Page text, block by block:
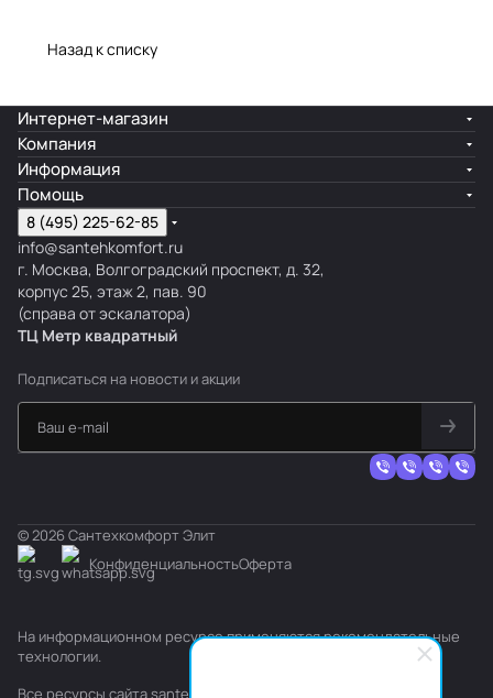
Назад к списку
Интернет-магазин
Компания
Информация
Помощь
8 (495) 225-62-85
info@santehkomfort.ru
г. Москва, Волгоградский проспект, д. 32,
корпус 25, этаж 2, пав. 90
(справа от эскалатора)
ТЦ Метр квадратный
Подписаться на новости и акции
© 2026 Сантехкомфорт Элит
КонфиденциальностьОферта
На информационном ресурсе применяютсярекомендательные
технологии.
Все ресурсы сайта santehkomfort.ru, включая (но не